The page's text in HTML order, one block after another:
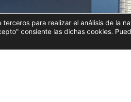
para realizar el análisis de la
consiente las dichas cookies.